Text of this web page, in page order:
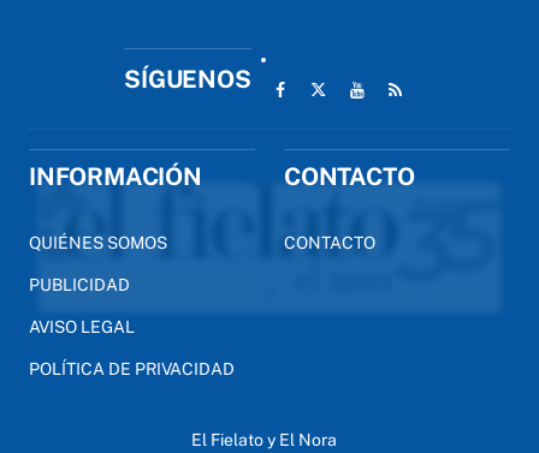
SÍGUENOS
INFORMACIÓN
QUIÉNES SOMOS
PUBLICIDAD
AVISO LEGAL
POLÍTICA DE PRIVACIDAD
CONTACTO
CONTACTO
El Fielato y El Nora